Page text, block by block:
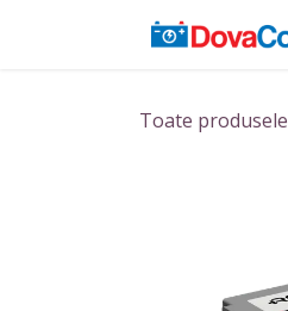
Toate produsele